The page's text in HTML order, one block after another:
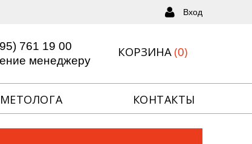
Вход
761 19 00
менеджеру
КОРЗИНА (0)
КОНТАКТЫ